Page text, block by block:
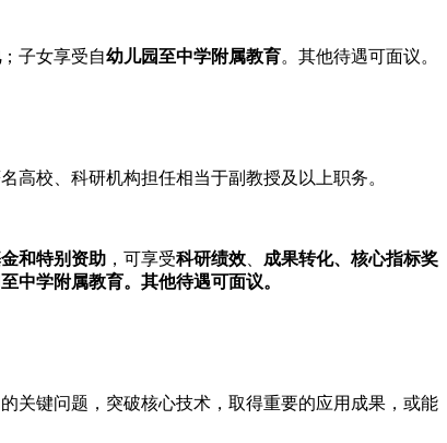
；子女享受自幼儿园至中学附属教育。其他待遇可面议。
校、科研机构担任相当于副教授及以上职务。
和特别资助 ，可享受科研绩效
成果转化、核心指标奖
中学附属教育。其他待遇可面议。
关键问题，突破核心技术，取得重要的应用成果，或能